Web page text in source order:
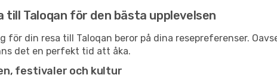
till Taloqan för den bästa upplevelsen
för din resa till Taloqan beror på dina resepreferenser.
det en perfekt tid att åka.
festivaler och kultur